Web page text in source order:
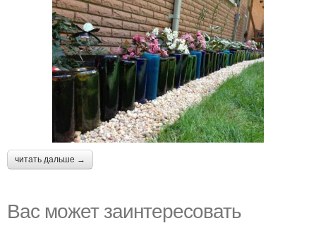
читать дальше →
Вас может заинтересовать